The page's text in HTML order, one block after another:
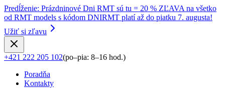
Predĺženie: Prázdninové Dni RMT sú tu = 20 % ZĽAVA na všetko
od RMT models s kódom DNIRMT platí až do piatku 7. augusta!
Užiť si zľavu
+421 222 205 102(po–pia: 8–16 hod.)
Poradňa
Kontakty